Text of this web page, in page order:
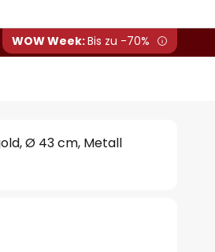
WOW Week:Bis zu -70%
Ø 43 cm, Metall